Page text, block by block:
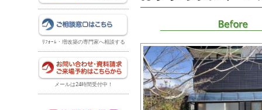
ﾘﾌｫｰﾑ・増改築の専門家へ相談する
メールは24時間受付中！